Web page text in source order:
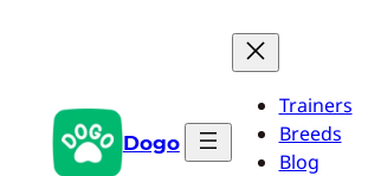
Dogo
Trainers
Breeds
Blog